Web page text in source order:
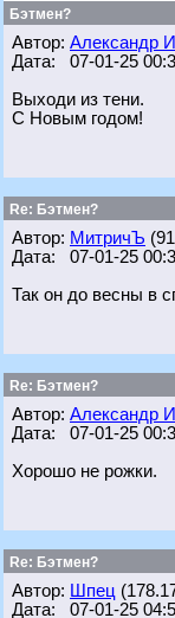
Бэтмен?
Автор: Александр
Дата: 07-01-25
Выходи из тени.
С Новым годом!
Re: Бэтмен?
Автор: МитричЪ
Дата: 07-01-25
Так он до весны в
Re: Бэтмен?
Автор: Александр
Дата: 07-01-25
Хорошо не рожки.
Re: Бэтмен?
Автор: Шпец
Дата: 07-01-25